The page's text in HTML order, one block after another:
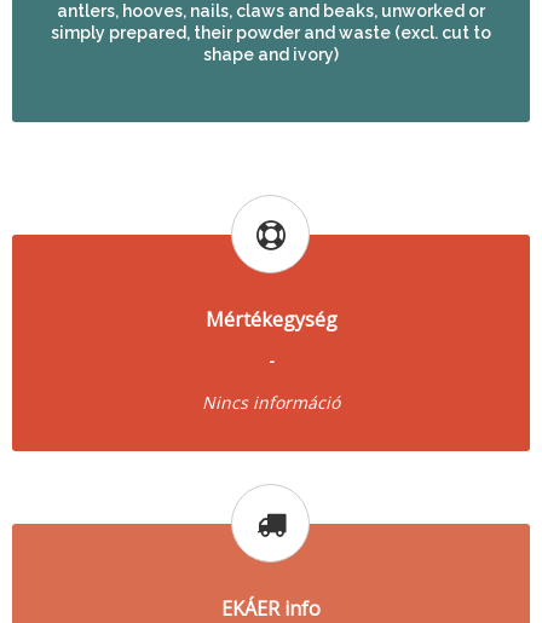
antlers, hooves, nails, claws and beaks, unworked or
simply prepared, their powder and waste (excl. cut to
shape and ivory)
Mértékegység
-
Nincs információ
EKÁER info